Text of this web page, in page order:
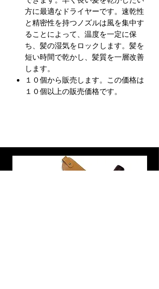
方に最適なドライヤーです。速乾性
と精密性を持つノズルは風を集中す
ることによって、温度を一定に保
ち、髪の湿気をロックします。髪を
短い時間で乾かし、髪質を一層改善
します。
１０個から販売します。この価格は
１０個以上の販売価格です。